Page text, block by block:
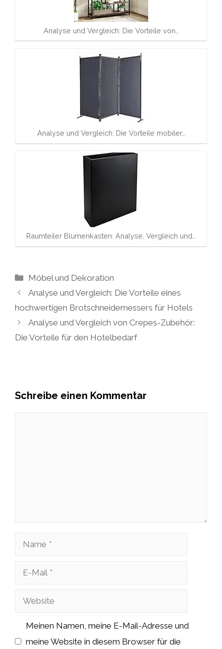
Analyse und Vergleich: Die Vorteile von…
Analyse und Vergleich: Die Vorteile mobiler…
Raumteiler Blumenkasten: Analyse, Vergleich und…
Kategorien
Möbel und Dekoration
Analyse und Vergleich: Die Vorteile eines
hochwertigen Brotschneidemessers für Hotels
Analyse und Vergleich von Crepes-Zubehör:
Die Vorteile für den Hotelbedarf
Schreibe einen Kommentar
Name
Website
Meinen Namen, meine E-Mail-Adresse und
meine Website in diesem Browser für die